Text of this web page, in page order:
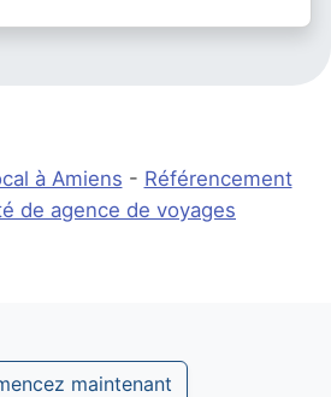
à Amiens - Référencement
de agence de voyages
maintenant